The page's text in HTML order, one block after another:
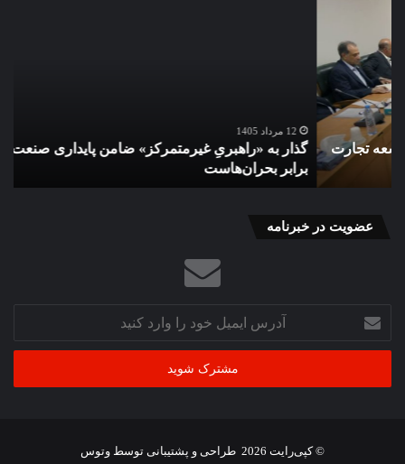
«راهبریِ
غیرمتمرکز»
ضامن
پایداری
صنعت
برق
در
بحران‌هاست
12 مرداد 1405
گذار به «راهبریِ غیرمتمرکز» ضامن پایداری صنعت برق در
برابر بحران‌هاست
و
عضویت در خبرنامه
ایمیل
خود
وارد
© کپی‌رایت 2026 طراحی و پشتیبانی توسط وتوس